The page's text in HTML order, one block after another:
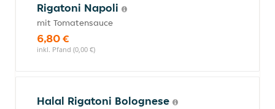
Rigatoni Napoli
mit Tomatensauce
6,80 €
inkl. Pfand (0,00 €)
Halal Rigatoni Bolognese